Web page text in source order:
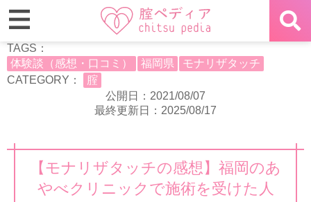
TAGS：
体験談（感想・口コミ）
福岡県
モナリザタッチ
CATEGORY：
腟
公開日：2021/08/07
最終更新日：2025/08/17
【モナリザタッチの感想】福岡のあ
やべクリニックで施術を受けた人